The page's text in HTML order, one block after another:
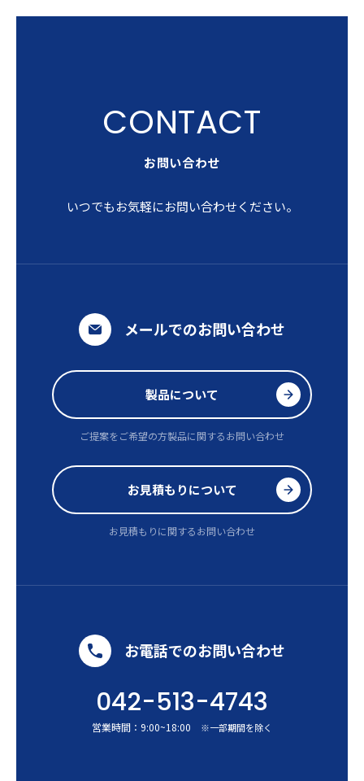
お問い合わせ
いつでもお気軽にお問い合わせください。
メールでのお問い合わせ
製品について
ご提案をご希望の方製品に関するお問い合わせ
お見積もりについて
お見積もりに関するお問い合わせ
お電話でのお問い合わせ
042-513-4743
営業時間： 9:00~18:00 ※一部期間を除く